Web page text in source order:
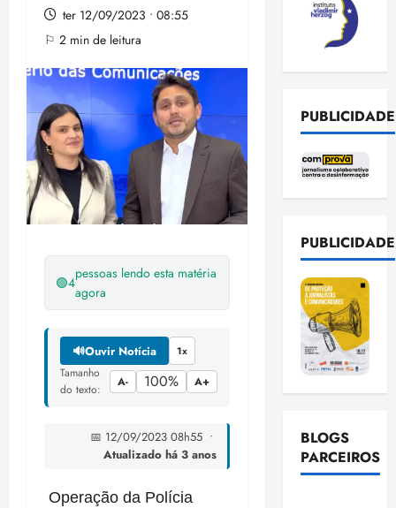
ter 12/09/2023 • 08:55
⚐ 2 min de leitura
🟢4
pessoas lendo esta matéria
agora
🔊Ouvir Notícia 1x
Tamanho
do texto:
A- 100% A+
📅 12/09/2023 08h55 •
Atualizado há 3 anos
Operação da Polícia
PUBLICIDADE
PUBLICIDADE
BLOGS
PARCEIROS